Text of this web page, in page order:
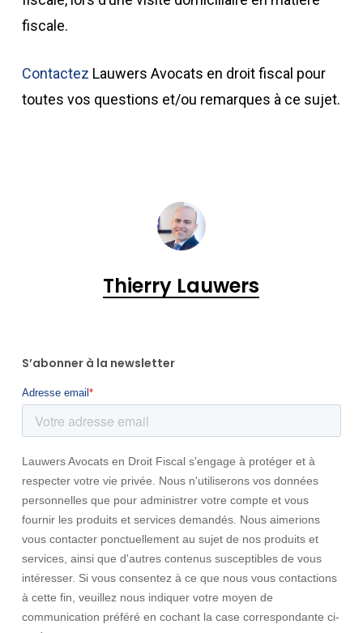
fiscale.
Contactez Lauwers Avocats en droit fiscal pour
toutes vos questions et/ou remarques à ce sujet.
Thierry Lauwers
S’abonner à la newsletter